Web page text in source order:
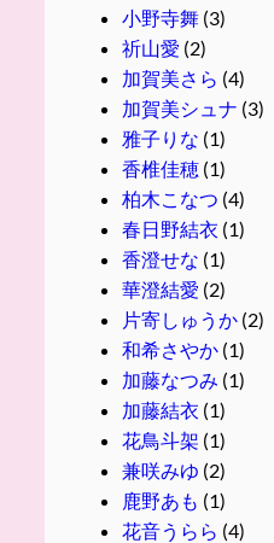
小野寺舞(3)
祈山愛 (2)
加賀美さら (4)
加賀美シュナ (3)
雅子りな (1)
香椎佳穂(1)
柏木こなつ (4)
春日野結衣 (1)
香澄せな (1)
華澄結愛 (2)
片寄しゅうか(2)
和希さやか(1)
加藤なつみ (1)
加藤結衣 (1)
花鳥斗架 (1)
兼咲みゆ (2)
鹿野あも (1)
花音うらら (4)